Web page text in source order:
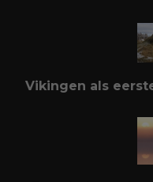
Vikingen als